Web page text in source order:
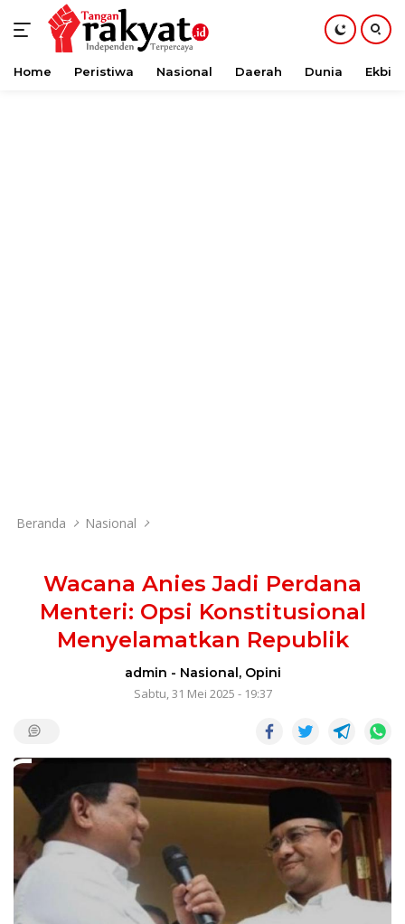
Langsung
Home Peristiwa Nasional Daerah Dunia Ekbis
Beranda Nasional
Wacana Anies Jadi Perdana
Menteri: Opsi Konstitusional
Menyelamatkan Republik
admin - Nasional, Opini
Sabtu, 31 Mei 2025 - 19:37